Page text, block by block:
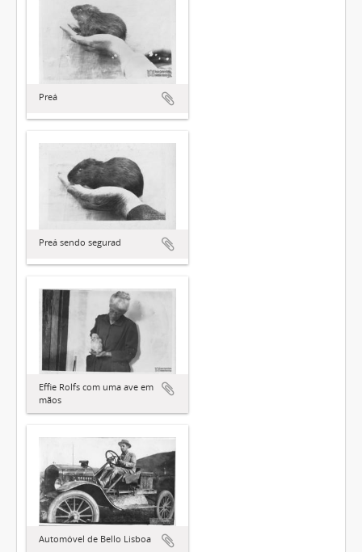
Preá
Preá sendo segurad
Effie Rolfs com uma ave em
mãos
Automóvel de Bello Lisboa